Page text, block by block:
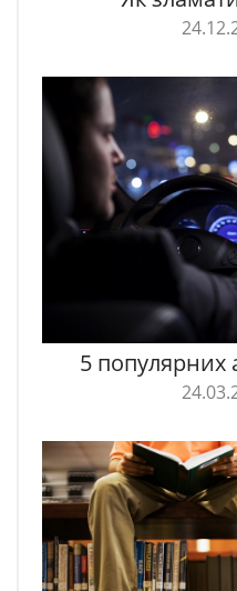
5 популярних